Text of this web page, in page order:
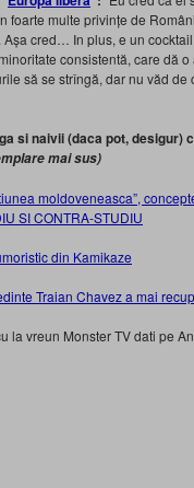
foarte multe privințe de
cred… In plus, e un
consistentă, care dă
să se strîngă, dar nu văd
si naivii (daca pot,
mai sus)
moldoveneasca”,
SI CONTRA-STUDIU
din Kamikaze
Traian Chavez a mai
la vreun Monster TV dati pe